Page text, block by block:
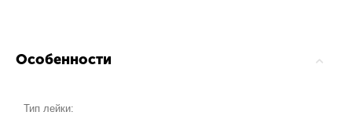
Особенности
Тип лейки: